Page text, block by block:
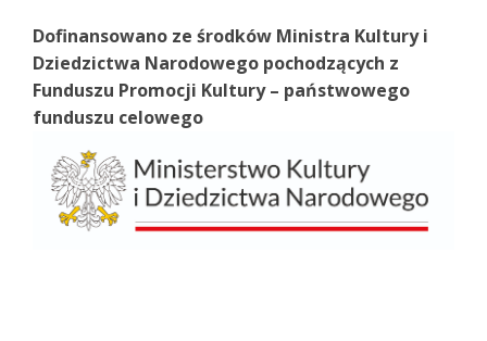
Dofinansowano ze środków Ministra Kultury i
Dziedzictwa Narodowego pochodzących z
Funduszu Promocji Kultury – państwowego
funduszu celowego